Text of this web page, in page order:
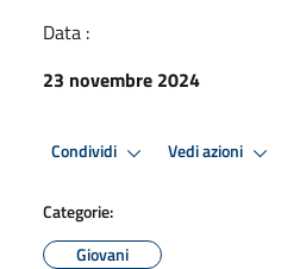
Data :
23 novembre 2024
Condividi Vedi azioni
Categorie:
Giovani